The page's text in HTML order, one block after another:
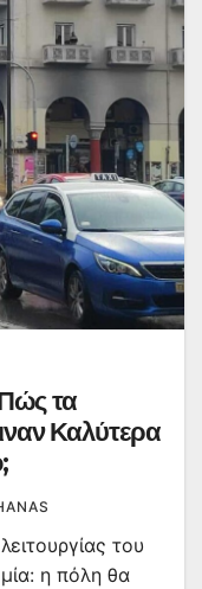
τα
Καλύτερα
του
η πόλη θα